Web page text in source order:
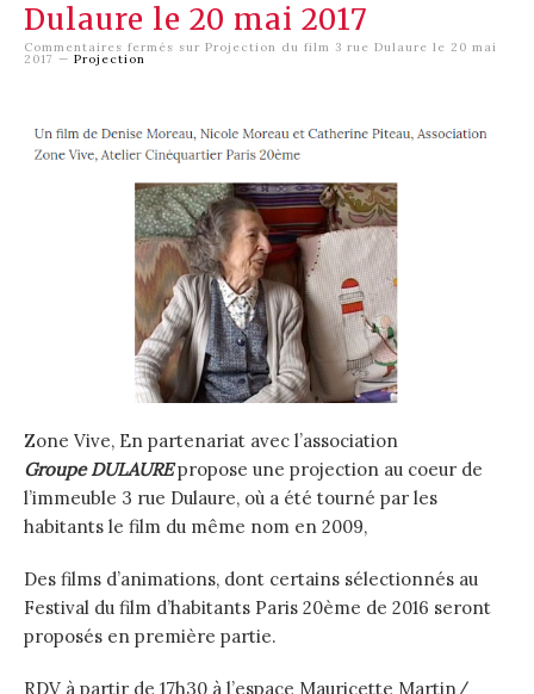
Dulaure le 20 mai 2017
Commentaires fermés sur Projection du film 3 rue Dulaure le 20 mai
2017 — Projection
Zone Vive, En partenariat avec l’association
Groupe DULAUREpropose une projection au coeur de
l’immeuble 3 rue Dulaure, où a été tourné par les
habitants le film du même nom en 2009,
Des films d’animations, dont certains sélectionnés au
Festival du film d’habitants Paris 20ème de 2016 seront
proposés en première partie.
RDV à partir de 17h30 à l’espace Mauricette Martin/